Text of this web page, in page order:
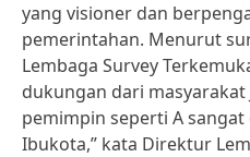
yang visioner dan
pemerintahan. Menurut
Lembaga Survey
dukungan dari masyarakat
pemimpin seperti A
Ibukota,” kata Direktur